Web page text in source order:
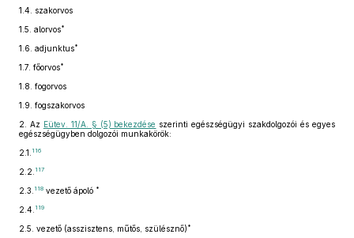
1.4.
szakorvos
1.5. alorvos*
1.6. adjunktus*
1.7. főorvos*
1.8. fogorvos
1.9. fogszakorvos
2.
Az Eütev. 11/A. § (5) bekezdése szerinti egészségügyi szakdolgozói és egyes
egészségügyben dolgozói munkakörök:
2.1. 116
2.2. 117
2.3. 118 vezető ápoló *
2.4. 119
2.5. vezető (asszisztens, műtős, szülésznő) *